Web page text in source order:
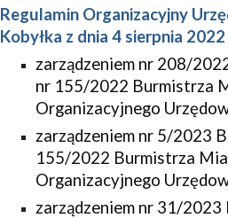
Regulamin Organizacyjny
Kobyłka z dnia 4 sierpnia 2022
zarządzeniem nr 208/
nr 155/2022 Burmistrza
Organizacyjnego
zarządzeniem nr 5/2023
155/2022 Burmistrza
Organizacyjnego
zarządzeniem nr 31/2023